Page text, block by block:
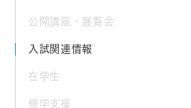
公開講座・展覧会
入試関連情報
在学生
修学支援